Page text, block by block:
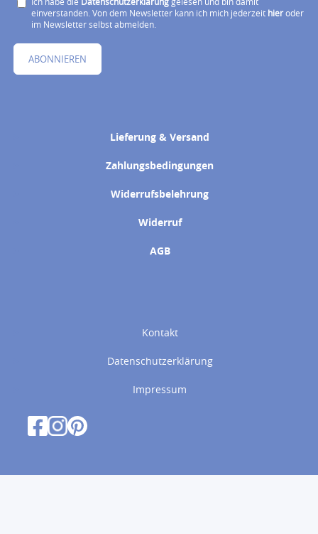
einverstanden. Von dem Newsletter kann ich mich jederzeit hieroder
im Newsletter selbst abmelden.
ABONNIEREN
Lieferung & Versand
Zahlungsbedingungen
Widerrufsbelehrung
Widerruf
AGB
Kontakt
Datenschutzerklärung
Impressum